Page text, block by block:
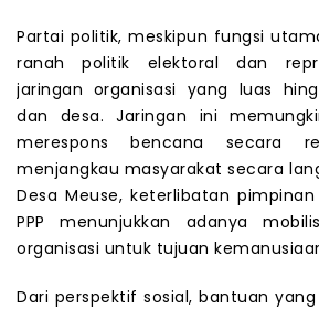
Partai politik, meskipun fungsi
ranah politik elektoral dan
jaringan organisasi yang luas
dan desa. Jaringan ini
merespons bencana secara
menjangkau masyarakat secara
Desa Meuse, keterlibatan
PPP menunjukkan adanya
organisasi untuk tujuan
Dari perspektif sosial, bantuan